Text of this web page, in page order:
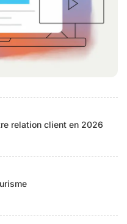
relation client en 2026